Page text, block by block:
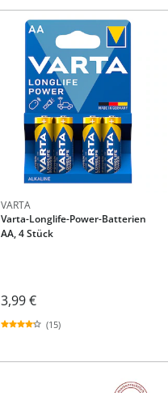
VARTA
Varta-Longlife-Power-Batterien
AA, 4 Stück
3,99 €
(15)